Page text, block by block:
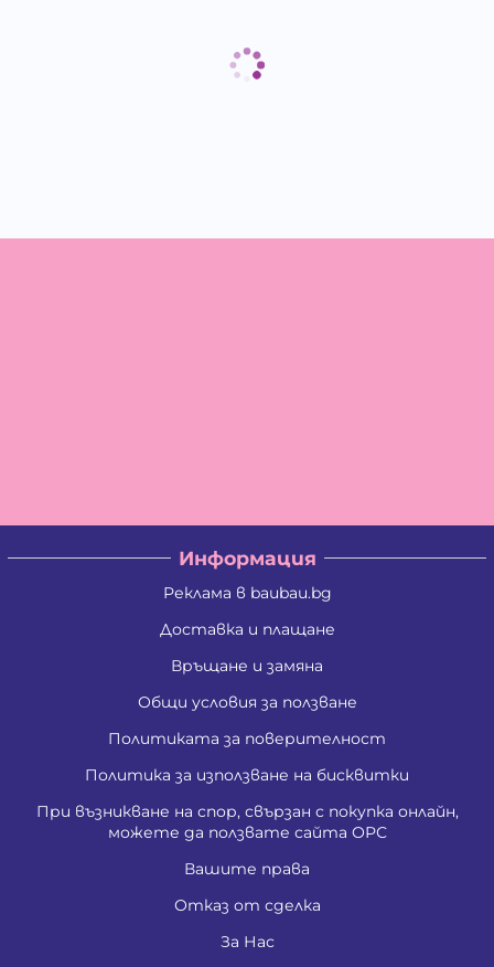
Информация
Реклама в baubau.bg
Доставка и плащане
Връщане и замяна
Общи условия за ползване
Политиката за поверителност
Политика за използване на бисквитки
При възникване на спор, свързан с покупка онлайн,
можете да ползвате сайта ОРС
Вашите права
Отказ от сделка
За Нас